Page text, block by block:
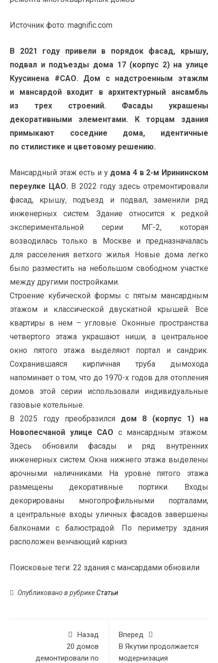
Источник фото: magnific.com
В 2021 году привели в порядок фасад, крышу,
подвал и подъезды дома 17 (корпус 2) на улице
Куусинена #САО. Дом с надстроенным этажлм
и мансардой входит в архитектурный ансамбль
из трех строений. Фасады украшены
декоративными элементами. К торцам здания
примыкают соседние дома, идентичные
по стилистике и цветовому решению.
Мансардный этаж есть и удома 4 в 2-м Ирининском
переулке ЦАО. В 2022 году здесь отремонтировали
фасад, крышу, подъезд и подвал, заменили ряд
инженерных систем. Здание относится к редкой
экспериментальной серии МГ-2, которая
возводилась только в Москве и предназначалась
для расселения ветхого жилья. Новые дома легко
было разместить на небольшом свободном участке
между другими постройками.
Строение кубической формы с пятым мансардным
этажом и классической двускатной крышей. Все
квартиры в нем – угловые. Оконные пространства
четвертого этажа украшают ниши, а центральное
окно пятого этажа выделяют портал и сандрик.
Сохранившаяся кирпичная труба дымохода
напоминает о том, что до 1970-х годов для отопления
домов этой серии использовали индивидуальные
газовые котельные.
В 2025 году преобразилсядом 8 (корпус 1) на
Новопесчаной улице САО с мансардным этажом.
Здесь обновили фасады и ряд внутренних
инженерных систем. Окна нижнего этажа выделены
арочными наличниками. На уровне пятого этажа
размещены декоративные портики. Входы
декорированы многопрофильными порталами,
а центральные входы уличных фасадов завершены
балконами с балюстрадой. По периметру здания
расположен венчающий карниз.
Поисковые теги: 22 здания с мансардами обновили
Опубликовано в рубрикеСтатьи
Назад
20 домов
демонтировали по
Вперед
В Якутии продолжается
модернизация